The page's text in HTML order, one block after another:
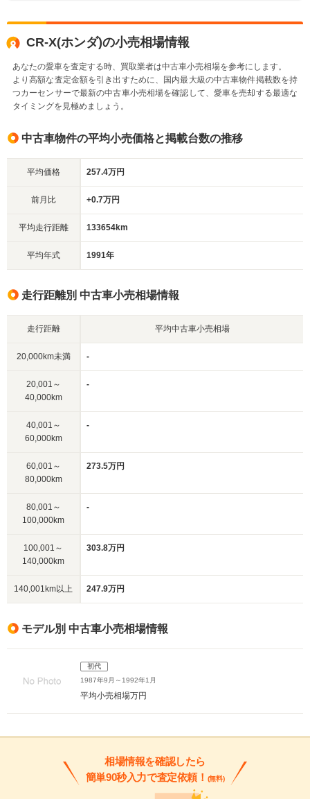
CR-X(ホンダ)の小売相場情報
あなたの愛車を査定する時、買取業者は中古車小売相場を参考にします。
より高額な査定金額を引き出すために、国内最大級の中古車物件掲載数を持
つカーセンサーで最新の中古車小売相場を確認して、愛車を売却する最適な
タイミングを見極めましょう。
中古車物件の平均小売価格と掲載台数の推移
平均価格 257.4万円
前月比 +0.7万円
平均走行距離 133654km
平均年式 1991年
走行距離別 中古車小売相場情報
走行距離 平均中古車小売相場
20,000km未満 -
20,001～
40,000km
-
40,001～
60,000km
-
60,001～
80,000km
273.5万円
80,001～
100,000km
-
100,001～
140,000km
303.8万円
140,001km以上 247.9万円
モデル別 中古車小売相場情報
初代
1987年9月～1992年1月
平均小売相場万円
相場情報を確認したら
簡単90秒入力で査定依頼！ (無料)